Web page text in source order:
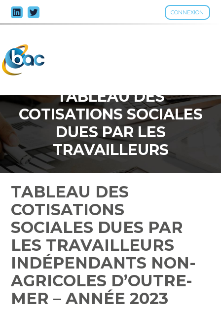
CONNEXION
Aller
au
TABLEAU DES
COTISATIONS SOCIALES
DUES PAR LES
TRAVAILLEURS
INDÉPENDANTS NON-
AGRICOLES D’OUTRE-
MER – ANNÉE 2023
TABLEAU DES
COTISATIONS
SOCIALES DUES PAR
LES TRAVAILLEURS
INDÉPENDANTS NON-
AGRICOLES D’OUTRE-
MER – ANNÉE 2023